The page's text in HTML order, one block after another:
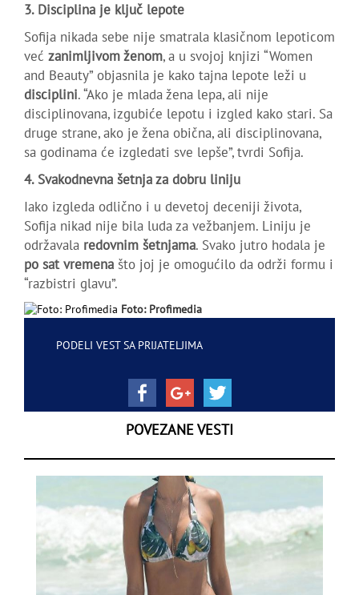
3. Disciplina je ključ lepote
Sofija nikada sebe nije smatrala klasičnom lepoticom
već zanimljivom ženom, a u svojoj knjizi “Women
and Beauty” objasnila je kako tajna lepote leži u
disciplini. “Ako je mlada žena lepa, ali nije
disciplinovana, izgubiće lepotu i izgled kako stari. Sa
druge strane, ako je žena obična, ali disciplinovana,
sa godinama će izgledati sve lepše”, tvrdi Sofija.
4. Svakodnevna šetnja za dobru liniju
Iako izgleda odlično i u devetoj deceniji života,
Sofija nikad nije bila luda za vežbanjem. Liniju je
održavala redovnim šetnjama. Svako jutro hodala je
po sat vremena što joj je omogućilo da održi formu i
“razbistri glavu”.
Foto: Profimedia
PODELI VEST SA PRIJATELJIMA
POVEZANE VESTI